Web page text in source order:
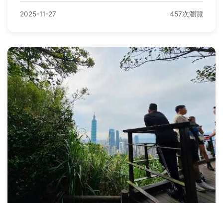
2025-11-27 457次瀏覽